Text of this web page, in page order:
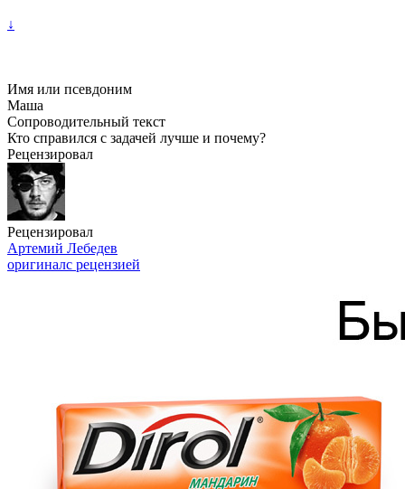
↓
Имя или псевдоним
Маша
Сопроводительный текст
Кто справился с задачей лучше и почему?
Рецензировал
Рецензировал
Артемий Лебедев
оригиналс рецензией